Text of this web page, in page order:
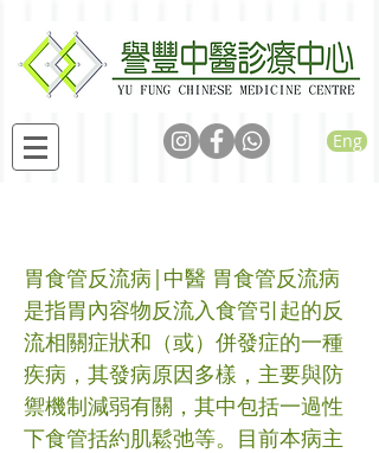
Eng
胃食管反流病|中醫 胃食管反流病
是指胃內容物反流入食管引起的反
流相關症狀和（或）併發症的一種
疾病，其發病原因多樣，主要與防
禦機制減弱有關，其中包括一過性
下食管括約肌鬆弛等。目前本病主